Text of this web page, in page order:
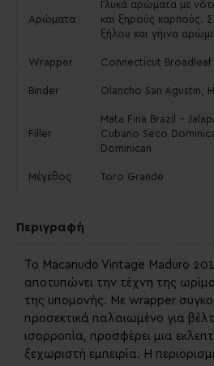
Αρώματα
Γλυκά αρώματα με
και ξηρούς καρπούς.
ξήλου και γήινα
Wrapper Connecticut Broadleaf
Binder Olancho San Agustin,
Filler
Mata Fina Brazil -
Cubano Seco
Dominican
Μέγεθος Toro Grande
Περιγραφή
Το Macanudo Vintage Maduro
αποτυπώνει την τέχνη της
της υπομονής. Με wrapper
προσεκτικά παλαιωμένο για
ισορροπία, προσφέρει μια
ξεχωριστή εμπειρία. Η